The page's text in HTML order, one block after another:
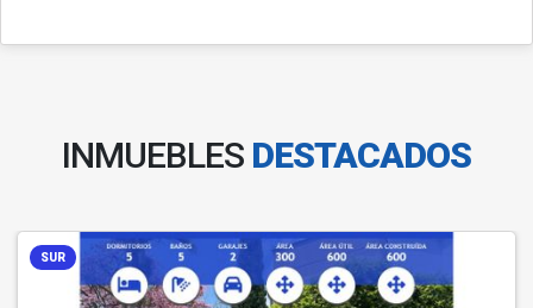
INMUEBLES DESTACADOS
SUR